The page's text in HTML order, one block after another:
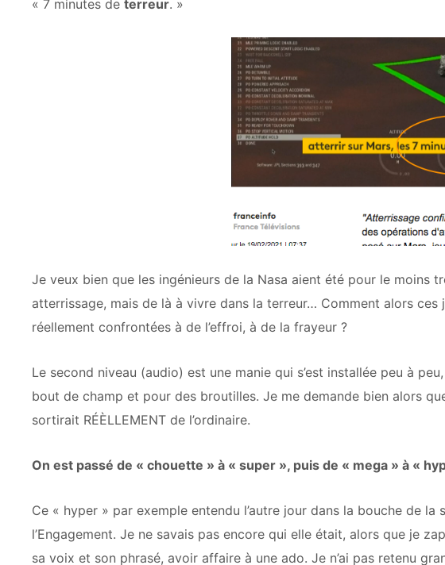
« 7 minutes deterreur. »
Je veux bien que les ingénieurs de la Nasa aient été pour le moins
atterrissage, mais de là à vivre dans la terreur… Comment alors
réellement confrontées à de l’effroi, à de la frayeur ?
Le second niveau (audio) est une manie qui s’est installée peu à
bout de champ et pour des broutilles. Je me demande bien alors
sortirait RÉÈLLEMENT de l’ordinaire.
On est passé de « chouette » à « super », puis de « mega » à «
Ce « hyper » par exemple entendu l’autre jour dans la bouche de la
l’Engagement.Je ne savais pas encore qui elle était, alors que je
sa voix et son phrasé, avoir affaire à une ado. Je n’ai pas retenu